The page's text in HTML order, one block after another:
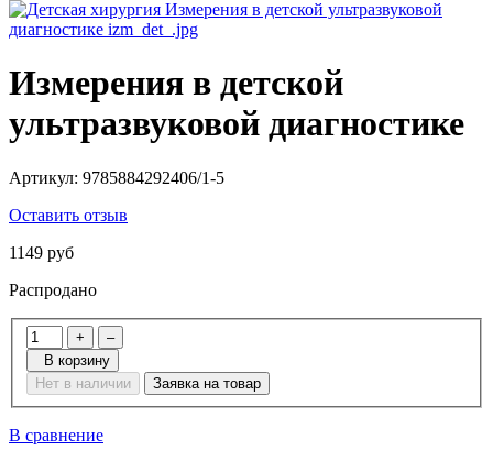
Измерения в детской
ультразвуковой диагностике
Артикул: 9785884292406/1-5
Оставить отзыв
1149 руб
Распродано
+
–
В корзину
Нет в наличии
Заявка на товар
В сравнение